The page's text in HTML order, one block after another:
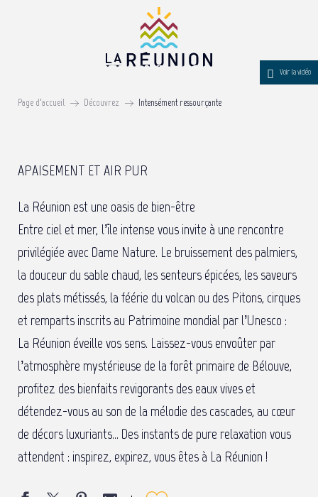
Intensément ressourçante
EN COMMUNION AVEC LES ÉLÉMENTS NATURELS
Voir la vidéo
Page d’accueil Découvrez Intensément ressourçante
APAISEMENT ET AIR PUR
La Réunion est une oasis de bien-être
Entre ciel et mer, l’île intense vous invite à une rencontre
privilégiée avec Dame Nature. Le bruissement des palmiers,
la douceur du sable chaud, les senteurs épicées, les saveurs
des plats métissés, la féérie du volcan ou des Pitons, cirques
et remparts inscrits au Patrimoine mondial par l’Unesco :
La Réunion éveille vos sens. Laissez-vous envoûter par
l’atmosphère mystérieuse de la forêt primaire de Bélouve,
profitez des bienfaits revigorants des eaux vives et
détendez-vous au son de la mélodie des cascades, au cœur
de décors luxuriants… Des instants de pure relaxation vous
attendent : inspirez, expirez, vous êtes à La Réunion !